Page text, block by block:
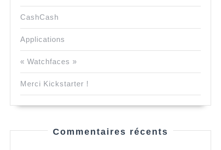
CashCash
Applications
« Watchfaces »
Merci Kickstarter !
Commentaires récents